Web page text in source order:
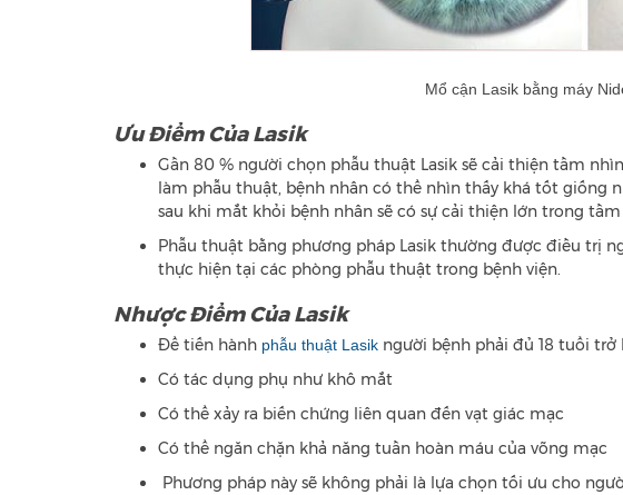
Mổ cận Lasik bằng máy
Ưu Điểm Của Lasik
Gần 80 % người chọn phẫu thuật Lasik sẽ cải thiện tầm
làm phẫu thuật, bệnh nhân có thể nhìn thấy khá tốt giống
sau khi mắt khỏi bệnh nhân sẽ có sự cải thiện lớn trong
Phẫu thuật bằng phương pháp Lasik thường được điều trị
thực hiện tại các phòng phẫu thuật trong bệnh viện.
Nhược Điểm Của Lasik
Để tiến hành phẫu thuật Lasik người bệnh phải đủ 18 tuổi trở
Có tác dụng phụ như khô mắt
Có thể xảy ra biến chứng liên quan đến vạt giác mạc
Có thể ngăn chặn khả năng tuần hoàn máu của võng mạc
Phương pháp này sẽ không phải là lựa chọn tối ưu cho